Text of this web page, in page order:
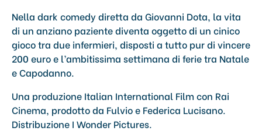
Nella dark comedy diretta da Giovanni Dota, la vita
di un anziano paziente diventa oggetto di un cinico
gioco tra due infermieri, disposti a tutto pur di vincere
200 euro e l’ambitissima settimana di ferie tra Natale
e Capodanno.
Una produzione Italian International Film con Rai
Cinema, prodotto da Fulvio e Federica Lucisano.
Distribuzione I Wonder Pictures.